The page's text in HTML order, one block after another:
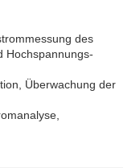
des
Hochspannungs-
Überwachung der